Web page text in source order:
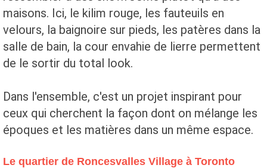
maisons. Ici, le kilim rouge, les fauteuils en
velours, la baignoire sur pieds, les patères dans la
salle de bain, la cour envahie de lierre permettent
de le sortir du total look.
Dans l'ensemble, c'est un projet inspirant pour
ceux qui cherchent la façon dont on mélange les
époques et les matières dans un même espace.
Le quartier de Roncesvalles Village à Toronto